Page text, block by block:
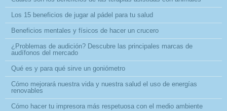
Los 15 beneficios de jugar al pádel para tu salud
Beneficios mentales y físicos de hacer un crucero
¿Problemas de audición? Descubre las principales marcas de
audífonos del mercado
Qué es y para qué sirve un goniómetro
Cómo mejorará nuestra vida y nuestra salud el uso de energías
renovables
Cómo hacer tu impresora más respetuosa con el medio ambiente